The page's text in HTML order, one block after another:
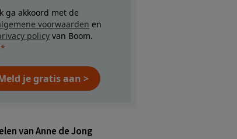
ga akkoord met de
voorwaarden en
policy van Boom.
je gratis aan >
van Anne de Jong